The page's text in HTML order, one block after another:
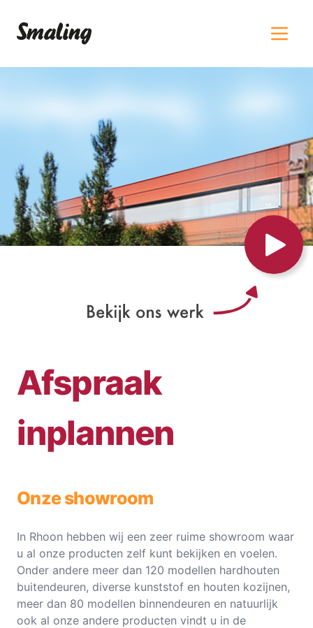
Afspraak
inplannen
Onze showroom
In Rhoon hebben wij een zeer ruime showroom waar
u al onze producten zelf kunt bekijken en voelen.
Onder andere meer dan 120 modellen hardhouten
buitendeuren, diverse kunststof en houten kozijnen,
meer dan 80 modellen binnendeuren en natuurlijk
ook al onze andere producten vindt u in de